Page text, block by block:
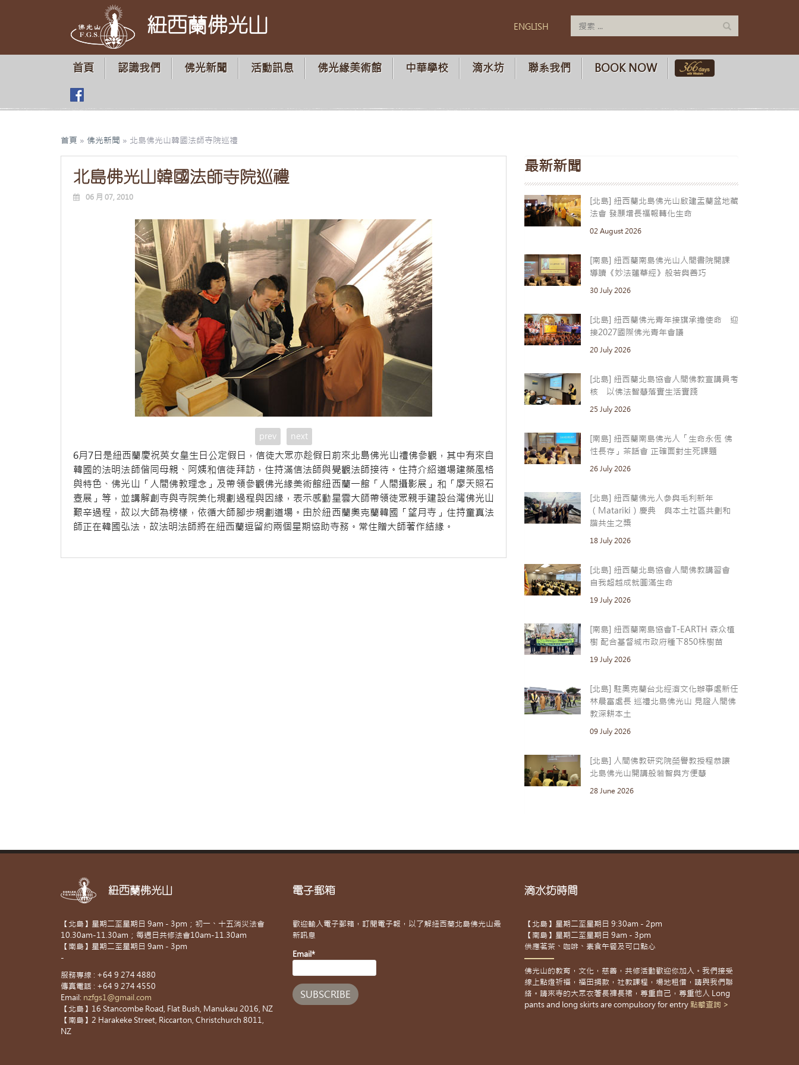
紐西蘭佛光山 ENGLISH
首頁 認識我們 佛光新聞 活動訊息 佛光緣美術館 中華學校 滴水坊 聯系我們 BOOK NOW
首頁 » 佛光新聞 » 北島佛光山韓國法師寺院巡禮
北島佛光山韓國法師寺院巡禮
06 月 07, 2010
prev next
6月7日是紐西蘭慶祝英女皇生日公定假日，信徒大眾亦趁假日前來北島佛光山禮佛參觀，其中有來自
韓國的法明法師偕同母親、阿姨和信徒拜訪，住持滿信法師與覺觀法師接待。住持介紹道場建築風格
與特色、佛光山「人間佛教理念」及帶領參觀佛光緣美術館紐西蘭一館「人間攝影展」和「廖天照石
壺展」等，並講解創寺與寺院美化規劃過程與因緣，表示感動星雲大師帶領徒眾親手建設台灣佛光山
艱辛過程，故以大師為榜樣，依循大師腳步規劃道場。由於紐西蘭奧克蘭韓國「望月寺」住持童真法
師正在韓國弘法，故法明法師將在紐西蘭逗留約兩個星期協助寺務。常住贈大師著作結緣。
最新新聞
[北島] 紐西蘭北島佛光山啟建盂蘭盆地藏
法會 發願增長福報轉化生命
02 August 2026
[南島] 紐西蘭南島佛光山人間書院開課
導讀《妙法蓮華經》般若與善巧
30 July 2026
[北島] 紐西蘭佛光青年接旗承擔使命 迎
接2027國際佛光青年會議
20 July 2026
[北島] 紐西蘭北島協會人間佛教宣講員考
核 以佛法智慧落實生活實踐
25 July 2026
[南島] 紐西蘭南島佛光人「生命永恆 佛
性長存」茶話會 正確面對生死課題
26 July 2026
[北島] 紐西蘭佛光人參與毛利新年
（Matariki）慶典 與本土社區共劃和
諧共生之槳
18 July 2026
[北島] 紐西蘭北島協會人間佛教講習會
自我超越成就圓滿生命
19 July 2026
[南島] 紐西蘭南島協會T-EARTH 森众植
樹 配合基督城市政府種下850株樹苗
19 July 2026
[北島] 駐奧克蘭台北經濟文化辦事處新任
林晨富處長 巡禮北島佛光山 見證人間佛
教深耕本土
09 July 2026
[北島] 人間佛教研究院榮譽教授程恭讓
北島佛光山開講般若智與方便慧
28 June 2026
紐西蘭佛光山
【北島】星期二至星期日 9am - 3pm；初一、十五消災法會
10.30am-11.30am；每週日共修法會10am-11.30am
【南島】星期二至星期日 9am - 3pm
-
服務專線 : +64 9 274 4880
傳真電話 : +64 9 274 4550
Email: nzfgs1@gmail.com
【北島】16 Stancombe Road, Flat Bush, Manukau 2016, NZ
【南島】2 Harakeke Street, Riccarton, Christchurch 8011,
NZ
電子郵箱
歡迎輸入電子郵箱，訂閱電子報，以了解紐西蘭北島佛光山最
新訊息
Email*
滴水坊時間
【北島】星期二至星期日 9:30am - 2pm
【南島】星期二至星期日 9am - 3pm
供應茗茶、咖啡、素食午餐及可口點心
佛光山的教育，文化，慈善，共修活動歡迎你加入。我們接受
線上點燈祈福，福田捐款，社教課程，場地租借，請與我們聯
絡。請來寺的大眾衣著長褲長裙，尊重自己，尊重他人 Long
pants and long skirts are compulsory for entry 點擊查詢 >